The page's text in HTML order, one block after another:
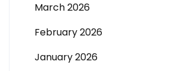
March 2026
February 2026
January 2026